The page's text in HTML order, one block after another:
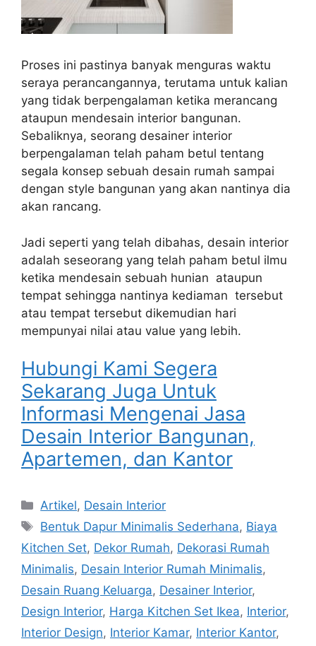
Proses ini pastinya banyak menguras waktu
seraya perancangannya, terutama untuk kalian
yang tidak berpengalaman ketika merancang
ataupun mendesain interior bangunan.
Sebaliknya, seorang desainer interior
berpengalaman telah paham betul tentang
segala konsep sebuah desain rumah sampai
dengan style bangunan yang akan nantinya dia
akan rancang.
Jadi seperti yang telah dibahas, desain interior
adalah seseorang yang telah paham betul ilmu
ketika mendesain sebuah hunian ataupun
tempat sehingga nantinya kediaman tersebut
atau tempat tersebut dikemudian hari
mempunyai nilai atau value yang lebih.
Hubungi Kami Segera
Sekarang Juga Untuk
Informasi Mengenai Jasa
Desain Interior Bangunan,
Apartemen, dan Kantor
Artikel, Desain Interior
Bentuk Dapur Minimalis Sederhana, Biaya
Kitchen Set, Dekor Rumah, Dekorasi Rumah
Minimalis, Desain Interior Rumah Minimalis,
Desain Ruang Keluarga, Desainer Interior,
Design Interior, Harga Kitchen Set Ikea, Interior,
Interior Design, Interior Kamar, Interior Kantor,